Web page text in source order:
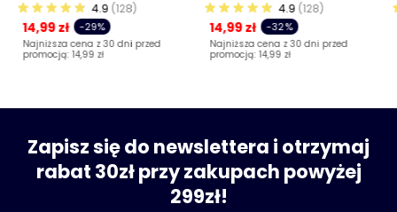
4.9 (128)
14,99 zł -29%
Najniższa cena z 30 dni przed
promocją: 14,99 zł
4.9 (128)
14,99 zł -32%
Najniższa cena z 30 dni przed
promocją: 14,99 zł
Zapisz się do newslettera i otrzymaj
rabat 30zł przy zakupach powyżej
299zł!